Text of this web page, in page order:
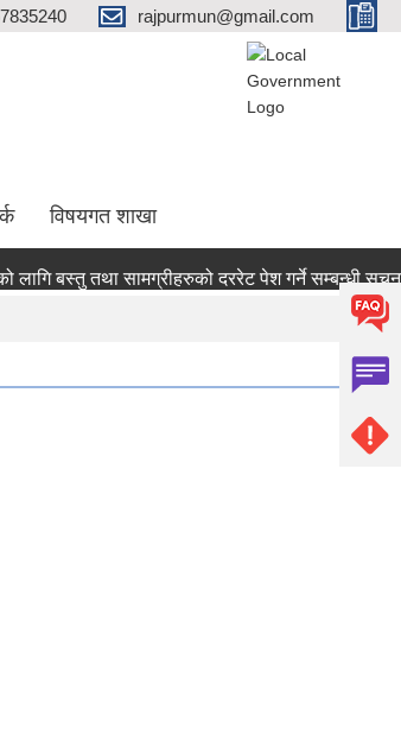
rajpurmun@gmail.com
विषयगत शाखा
बस्तु तथा सामग्रीहरुको दररेट पेश गर्ने सम्बन्धी सूचना